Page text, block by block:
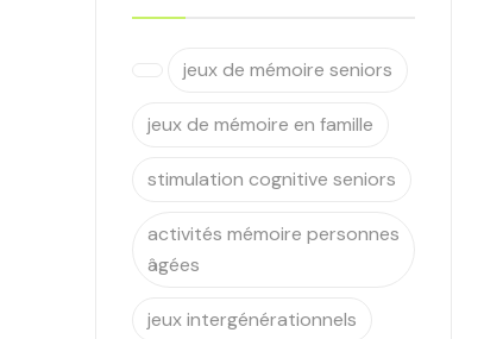
jeux de mémoire seniors
jeux de mémoire en famille
stimulation cognitive seniors
activités mémoire personnes
âgées
jeux intergénérationnels